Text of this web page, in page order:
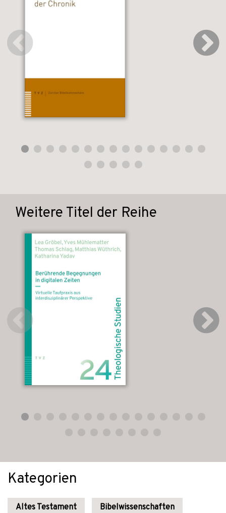
Weitere Titel der Reihe
Kategorien
Altes Testament Bibelwissenschaften